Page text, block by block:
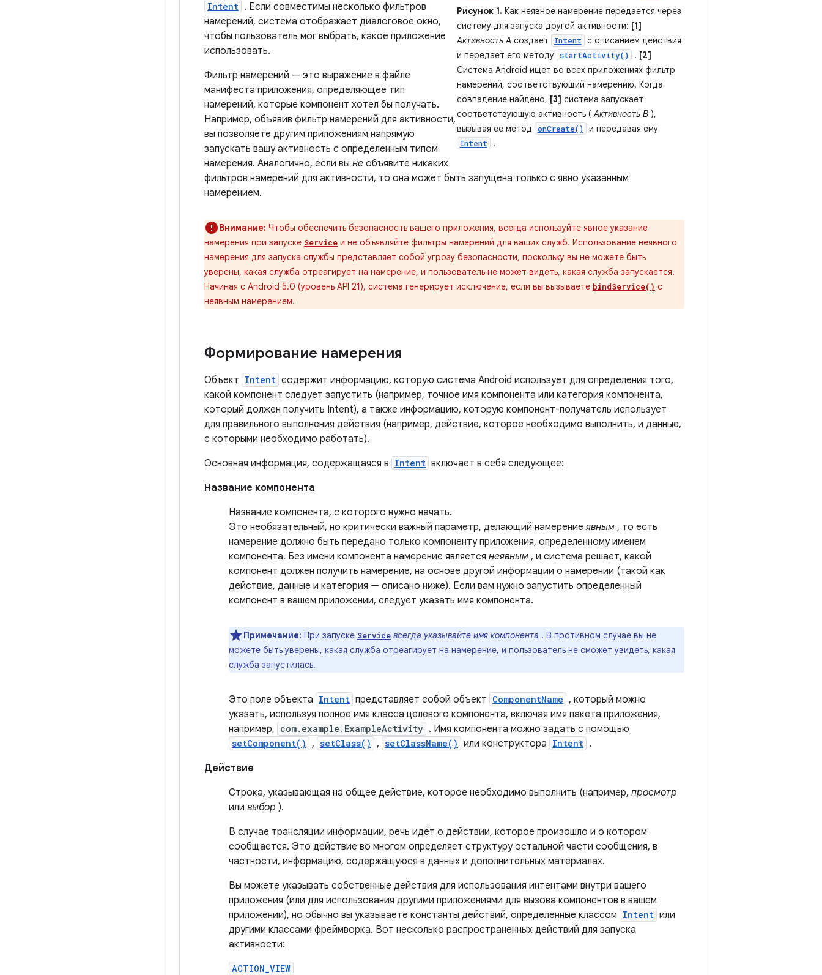
Рисунок 1. Как неявное намерение передается через
систему для запуска другой активности: [1]
Активность A создает Intent
с описанием действия
и передает его методу
startActivity() . [2]
Система Android ищет во всех приложениях фильтр
намерений, соответствующий намерению. Когда
совпадение найдено, [3] система запускает
соответствующую активность (Активность B),
вызывая ее метод
onCreate() и передавая ему
Intent .
Intent . Если совместимы несколько фильтров
намерений, система отображает диалоговое окно,
чтобы пользователь мог выбрать, какое приложение
использовать.
Фильтр намерений — это выражение в файле
манифеста приложения, определяющее тип
намерений, которые компонент хотел бы получать.
Например, объявив фильтр намерений для активности,
вы позволяете другим приложениям напрямую
запускать вашу активность с определенным типом
намерения. Аналогично, если вы не объявите никаких
фильтров намерений для активности, то она может быть запущена только с явно указанным
намерением.
Внимание: Чтобы обеспечить безопасность вашего приложения, всегда используйте явное указание
намерения при запуске Service и не объявляйте фильтры намерений для ваших служб. Использование неявного
намерения для запуска службы представляет собой угрозу безопасности, поскольку вы не можете быть
уверены, какая служба отреагирует на намерение, и пользователь не может видеть, какая служба запускается.
Начиная с Android 5.0 (уровень API 21), система генерирует исключение, если вы вызываете bindService() с
неявным намерением.
Формирование намерения
Объект Intent содержит информацию, которую система Android использует для определения того,
какой компонент следует запустить (например, точное имя компонента или категория компонента,
который должен получить Intent), а также информацию, которую компонент-получатель использует
для правильного выполнения действия (например, действие, которое необходимо выполнить, и данные,
с которыми необходимо работать).
Основная информация, содержащаяся в Intent включает в себя следующее:
Название компонента
Название компонента, с которого нужно начать.
Это необязательный, но критически важный параметр, делающий намерениеявным , то есть
намерение должно быть передано только компоненту приложения, определенному именем
компонента. Без имени компонента намерение является неявным , и система решает, какой
компонент должен получить намерение, на основе другой информации о намерении (такой как
действие, данные и категория — описано ниже). Если вам нужно запустить определенный
компонент в вашем приложении, следует указать имя компонента.
Примечание: При запуске Service всегда указывайте имя компонента . В противном случае вы не
можете быть уверены, какая служба отреагирует на намерение, и пользователь не сможет увидеть, какая
служба запустилась.
Это поле объекта Intent представляет собой объект ComponentName , который можно
указать, используя полное имя класса целевого компонента, включая имя пакета приложения,
например, com.example.ExampleActivity . Имя компонента можно задать с помощью
setComponent() , setClass() , setClassName() или конструктора Intent .
Действие
Строка, указывающая на общее действие, которое необходимо выполнить (например, просмотр
или выбор ).
В случае трансляции информации, речь идёт о действии, которое произошло и о котором
сообщается. Это действие во многом определяет структуру остальной части сообщения, в
частности, информацию, содержащуюся в данных и дополнительных материалах.
Вы можете указывать собственные действия для использования интентами внутри вашего
приложения (или для использования другими приложениями для вызова компонентов в вашем
приложении), но обычно вы указываете константы действий, определенные классом Intent или
другими классами фреймворка. Вот несколько распространенных действий для запуска
активности:
ACTION_VIEW